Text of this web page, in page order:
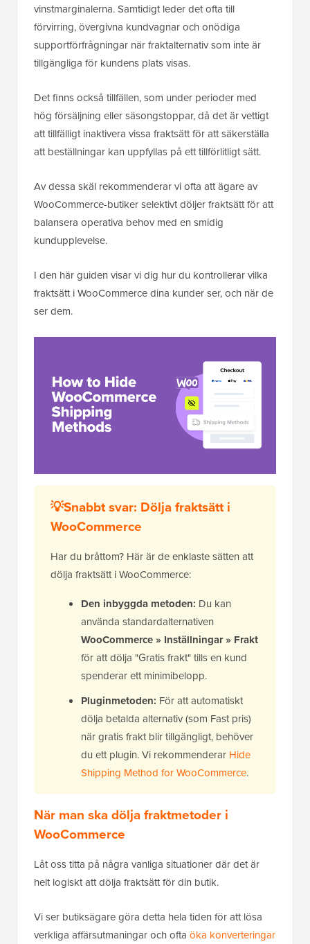
vinstmarginalerna. Samtidigt leder det ofta till
förvirring, övergivna kundvagnar och onödiga
supportförfrågningar när fraktalternativ som inte är
tillgängliga för kundens plats visas.
Det finns också tillfällen, som under perioder med
hög försäljning eller säsongstoppar, då det är vettigt
att tillfälligt inaktivera vissa fraktsätt för att säkerställa
att beställningar kan uppfyllas på ett tillförlitligt sätt.
Av dessa skäl rekommenderar vi ofta att ägare av
WooCommerce-butiker selektivt döljer fraktsätt för att
balansera operativa behov med en smidig
kundupplevelse.
I den här guiden visar vi dig hur du kontrollerar vilka
fraktsätt i WooCommerce dina kunder ser, och när de
ser dem.
💡Snabbt svar: Dölja fraktsätt i
WooCommerce
Har du bråttom? Här är de enklaste sätten att
dölja fraktsätt i WooCommerce:
Den inbyggda metoden: Du kan
använda standardalternativen
WooCommerce » Inställningar » Frakt
för att dölja "Gratis frakt" tills en kund
spenderar ett minimibelopp.
Pluginmetoden: För att automatiskt
dölja betalda alternativ (som Fast pris)
när gratis frakt blir tillgängligt, behöver
du ett plugin. Vi rekommenderar Hide
Shipping Method for WooCommerce.
När man ska dölja fraktmetoder i
WooCommerce
Låt oss titta på några vanliga situationer där det är
helt logiskt att dölja fraktsätt för din butik.
Vi ser butiksägare göra detta hela tiden för att lösa
verkliga affärsutmaningar och ofta öka konverteringar